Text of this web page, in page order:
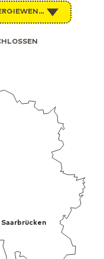
Saarbrücken